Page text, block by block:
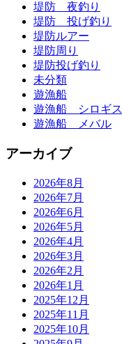
堤防 夜釣り
堤防 投げ釣り
堤防ルアー
堤防周り
堤防投げ釣り
未分類
遊漁船
遊漁船 シロギス
遊漁船 メバル
アーカイブ
2026年8月
2026年7月
2026年6月
2026年5月
2026年4月
2026年3月
2026年2月
2026年1月
2025年12月
2025年11月
2025年10月